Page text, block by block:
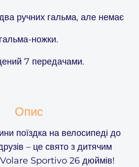
ручних гальма, але немає
гальма-ножки.
7 передачами.
Опис
поїздка на велосипеді до
– це свято з дитячим
Sportivo 26 дюймів!